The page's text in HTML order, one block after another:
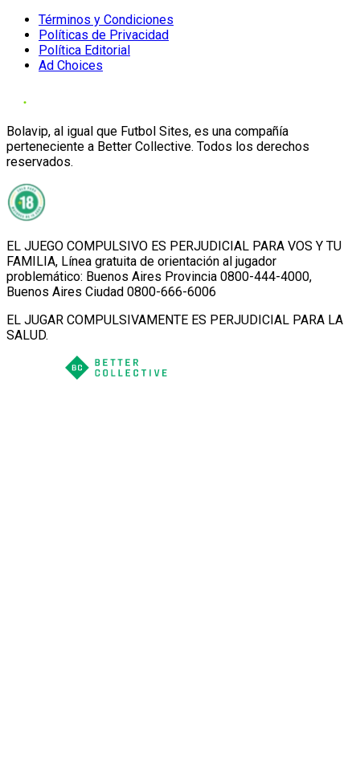
Términos y Condiciones
Políticas de Privacidad
Política Editorial
Ad Choices
Bolavip, al igual que Futbol Sites, es una compañía
perteneciente a Better Collective. Todos los derechos
reservados.
EL JUEGO COMPULSIVO ES PERJUDICIAL PARA VOS Y TU
FAMILIA, Línea gratuita de orientación al jugador
problemático: Buenos Aires Provincia 0800-444-4000,
Buenos Aires Ciudad 0800-666-6006
EL JUGAR COMPULSIVAMENTE ES PERJUDICIAL PARA LA
SALUD.